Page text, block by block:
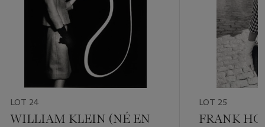
LOT 24
WILLIAM KLEIN (NÉ EN
LOT 25
FRANK